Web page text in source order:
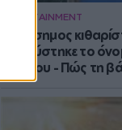
ENTERTAINMENT
Ο διάσημος
εμπνεύστηκε το
Μπήλιου - Πώς τη